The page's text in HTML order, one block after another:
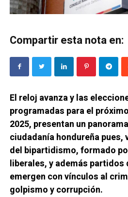
Compartir esta nota en:
El reloj avanza y las
programadas para el
2025, presentan un
ciudadanía hondureña
del bipartidismo, formado
liberales, y además partidos
emergen con vínculos al
golpismo y corrupción.